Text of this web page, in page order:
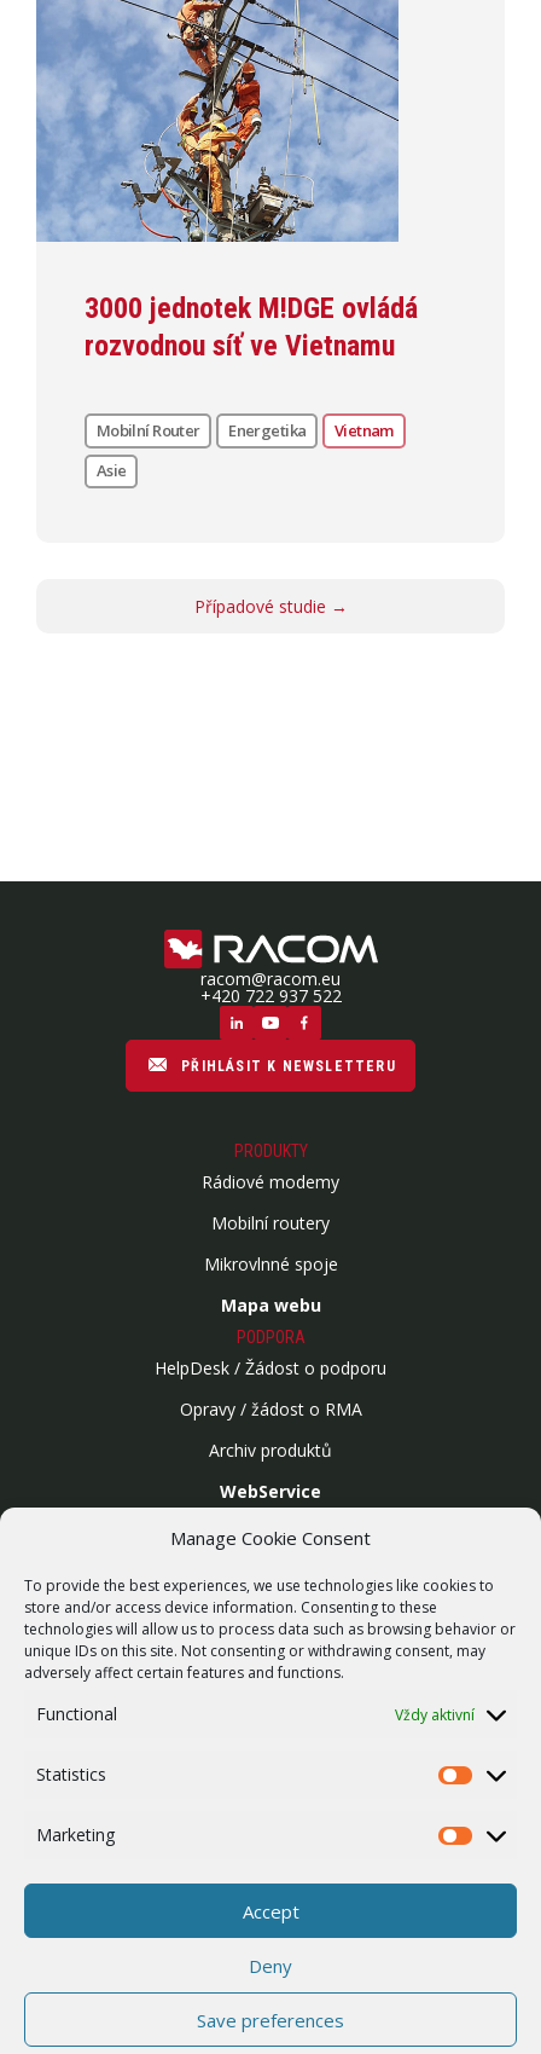
Manage Cookie Consent
To provide the best experiences, we use technologies like cookies to
store and/or access device information. Consenting to these
technologies will allow us to process data such as browsing behavior or
unique IDs on this site. Not consenting or withdrawing consent, may
adversely affect certain features and functions.
Functional Vždy aktivní
Statistics Statistics
Marketing Marketing
Accept
Deny
Save preferences
3000 jednotek M!DGE ovládá
rozvodnou síť ve Vietnamu
Mobilní Router Energetika
Vietnam
Asie
Případové studie →
racom@racom.eu
+420 722 937 522
PŘIHLÁSIT K NEWSLETTERU
PRODUKTY
Rádiové modemy
Mobilní routery
Mikrovlnné spoje
Mapa webu
PODPORA
HelpDesk / Žádost o podporu
Opravy / žádost o RMA
Archiv produktů
WebService
Bezdrátové sítě
Zakázková výroba
Report zranitelnosti
O NÁS
Ostatní